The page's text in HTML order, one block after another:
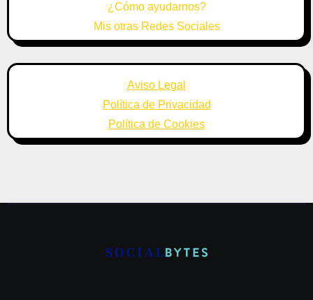
¿Cómo ayudarnos?
Mis otras Redes Sociales
Aviso Legal
Política de Privacidad
Política de Cookies